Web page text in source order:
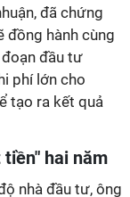
đã chứng
đồng hành cùng
đầu tư
phí lớn cho
tạo ra kết quả
hai năm
nhà đầu tư, ông